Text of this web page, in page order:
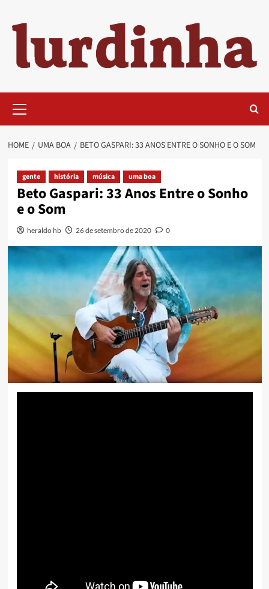
content
Menu
HOME UMA BOA BETO GASPARI: 33 ANOS ENTRE O SONHO E O SOM
gente história música uma boa
Beto Gaspari: 33 Anos Entre o Sonho
e o Som
heraldo hb 26 de setembro de 2020 0